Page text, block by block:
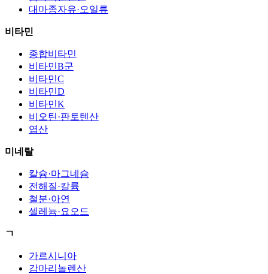
대마종자유·오일류
비타민
종합비타민
비타민B군
비타민C
비타민D
비타민K
비오틴·판토텐산
엽산
미네랄
칼슘·마그네슘
전해질·칼륨
철분·아연
셀레늄·요오드
ㄱ
가르시니아
감마리놀렌산